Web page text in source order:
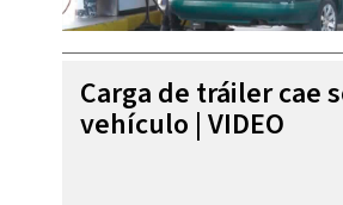
Carga de tráiler cae
vehículo | VIDEO